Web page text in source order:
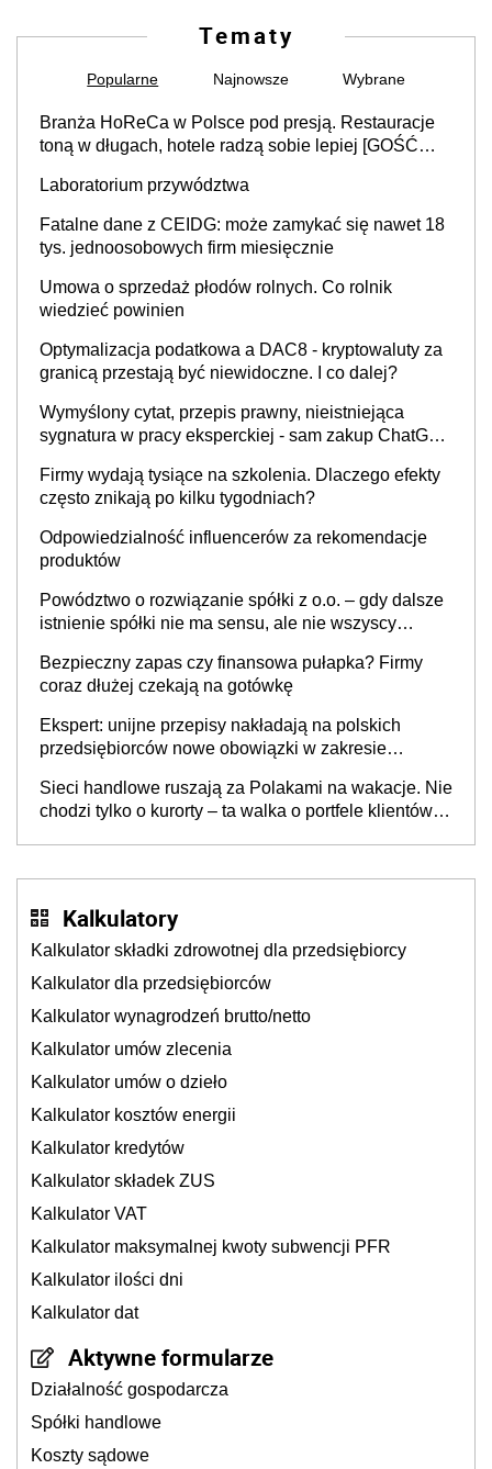
Tematy
Popularne Najnowsze Wybrane
Branża HoReCa w Polsce pod presją. Restauracje
toną w długach, hotele radzą sobie lepiej [GOŚĆ
Laboratorium przywództwa
Fatalne dane z CEIDG: może zamykać się nawet 18
tys. jednoosobowych firm miesięcznie
Umowa o sprzedaż płodów rolnych. Co rolnik
wiedzieć powinien
Optymalizacja podatkowa a DAC8 - kryptowaluty za
granicą przestają być niewidoczne. I co dalej?
Wymyślony cytat, przepis prawny, nieistniejąca
sygnatura w pracy eksperckiej - sam zakup ChatGPT
Firmy wydają tysiące na szkolenia. Dlaczego efekty
często znikają po kilku tygodniach?
Odpowiedzialność influencerów za rekomendacje
produktów
Powództwo o rozwiązanie spółki z o.o. – gdy dalsze
istnienie spółki nie ma sensu, ale nie wszyscy
Bezpieczny zapas czy finansowa pułapka? Firmy
coraz dłużej czekają na gotówkę
Ekspert: unijne przepisy nakładają na polskich
przedsiębiorców nowe obowiązki w zakresie
Sieci handlowe ruszają za Polakami na wakacje. Nie
chodzi tylko o kurorty – ta walka o portfele klientów
Kalkulatory
Kalkulator składki zdrowotnej dla przedsiębiorcy
Kalkulator dla przedsiębiorców
Kalkulator wynagrodzeń brutto/netto
Kalkulator umów zlecenia
Kalkulator umów o dzieło
Kalkulator kosztów energii
Kalkulator kredytów
Kalkulator składek ZUS
Kalkulator VAT
Kalkulator maksymalnej kwoty subwencji PFR
Kalkulator ilości dni
Kalkulator dat
Aktywne formularze
Działalność gospodarcza
Spółki handlowe
Koszty sądowe